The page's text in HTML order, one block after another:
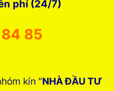
phí (24/7)
85
kín "NHÀ ĐẦU TƯ